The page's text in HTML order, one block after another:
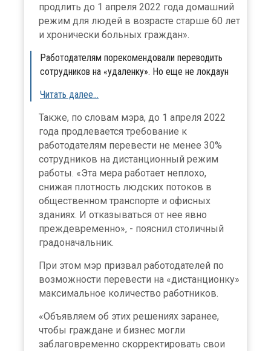
продлить до 1 апреля 2022 года домашний
режим для людей в возрасте старше 60 лет
и хронически больных граждан».
Работодателям порекомендовали переводить
сотрудников на «удаленку». Но еще не локдаун
Читать далее…
Также, по словам мэра, до 1 апреля 2022
года продлевается требование к
работодателям перевести не менее 30%
сотрудников на дистанционный режим
работы. «Эта мера работает неплохо,
снижая плотность людских потоков в
общественном транспорте и офисных
зданиях. И отказываться от нее явно
преждевременно», - пояснил столичный
градоначальник.
При этом мэр призвал работодателей по
возможности перевести на «дистанционку»
максимальное количество работников.
«Объявляем об этих решениях заранее,
чтобы граждане и бизнес могли
заблаговременно скорректировать свои